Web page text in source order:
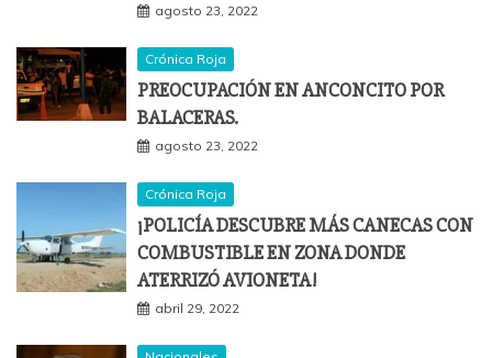
agosto 23, 2022
Crónica Roja
PREOCUPACIÓN EN ANCONCITO POR
BALACERAS.
agosto 23, 2022
Crónica Roja
¡POLICÍA DESCUBRE MÁS CANECAS CON
COMBUSTIBLE EN ZONA DONDE
ATERRIZÓ AVIONETA!
abril 29, 2022